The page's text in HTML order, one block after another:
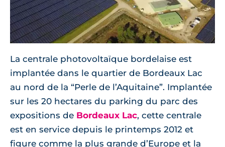
La centrale photovoltaïque bordelaise est
implantée dans le quartier de Bordeaux Lac
au nord de la “Perle de l’Aquitaine”. Implantée
sur les 20 hectares du parking du parc des
expositions de Bordeaux Lac, cette centrale
est en service depuis le printemps 2012 et
figure comme la plus grande d’Europe et la